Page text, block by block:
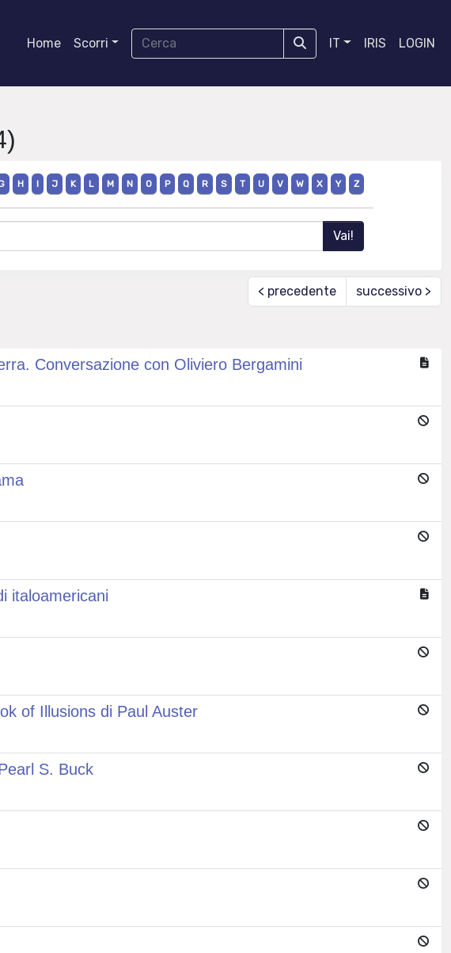
Home Scorri IT IRIS LOGIN
H I J K L M N O P Q R S T U V W X Y Z
< precedente successivo >
Conversazione con Oliviero Bergamini
italoamericani
of Illusions di Paul Auster
S. Buck